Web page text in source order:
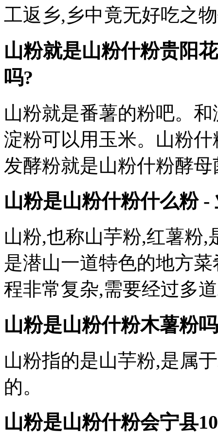
工返乡,乡中竟无好吃之
山粉就是山粉什粉贵阳
吗?
山粉就是番薯的粉吧。
淀粉可以用玉米。山粉
发酵粉就是山粉什粉酵
山粉是山粉什粉什么粉 -
山粉,也称山芋粉,红薯粉
是潜山一道特色的地方
程非常复杂,需要经过多
山粉是山粉什粉木薯粉
山粉指的是山芋粉,是属
的。
山粉是山粉什粉会宁县